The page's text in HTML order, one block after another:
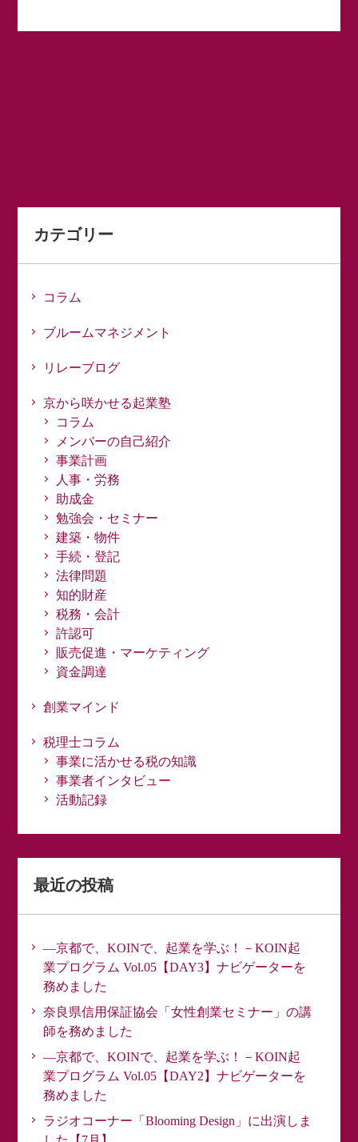
カテゴリー
コラム
ブルームマネジメント
リレーブログ
京から咲かせる起業塾
コラム
メンバーの自己紹介
事業計画
人事・労務
助成金
勉強会・セミナー
建築・物件
手続・登記
法律問題
知的財産
税務・会計
許認可
販売促進・マーケティング
資金調達
創業マインド
税理士コラム
事業に活かせる税の知識
事業者インタビュー
活動記録
最近の投稿
―京都で、KOINで、起業を学ぶ！－KOIN起
業プログラム Vol.05【DAY3】ナビゲーターを
務めました
奈良県信用保証協会「女性創業セミナー」の講
師を務めました
―京都で、KOINで、起業を学ぶ！－KOIN起
業プログラム Vol.05【DAY2】ナビゲーターを
務めました
ラジオコーナー「Blooming Design」に出演しま